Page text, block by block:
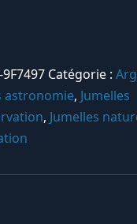
9F7497 Catégorie :
astronomie, Jumelles
, Jumelles